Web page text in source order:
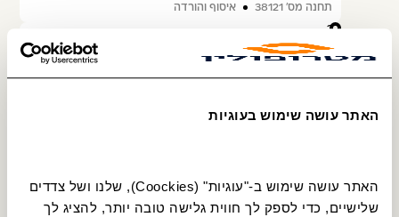
האתר עושה שימוש בעוגיות
תחנה מס׳ 38121 איסוף והורדה
21
מרכז מסחרי רימון/דרך לוי אשכול
תחנה מס׳ 31138 איסוף והורדה
מכללת אונו/דרך אלכסנדרוני
צומת סביון/למזרח
תחנה מס׳ 31642 איסוף והורדה